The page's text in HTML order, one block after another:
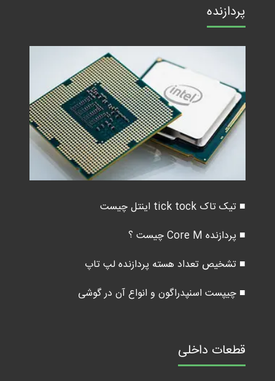
پردازنده
■ تیک تاک tick tock اینتل چیست
■ پردازنده Core M چیست ؟
■ تشخیص تعداد هسته پردازنده لپ تاپ
■ چیپست اسنپدراگون و انواع آن در گوشی
قطعات داخلی